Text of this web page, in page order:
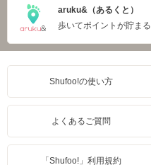
aruku&（あるくと）
歩いてポイントが貯まる
Shufoo!の使い方
よくあるご質問
「Shufoo!」利用規約